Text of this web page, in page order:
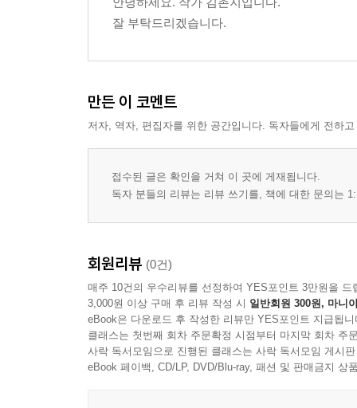
잘 부탁드리겠습니다.
만든 이 코멘트
저자, 역자, 편집자를 위한 공간입니다. 독자들에게 전하
접수된 글은 확인을 거쳐 이 곳에 게재됩니다.
독자 분들의 리뷰는 리뷰 쓰기를, 책에 대한 문의는
회원리뷰 (0건)
매주 10건의 우수리뷰를 선정하여 YES포인트 3만원을 드
3,000원 이상 구매 후 리뷰 작성 시 일반회원 300원, 마니
eBook은 다운로드 후 작성한 리뷰만 YES포인트 지급됩니
클래스는 첫번째 회차 주문확정 시점부터 마지막 회차 주
사락 독서모임으로 진행된 클래스는 사락 독서모임 게시
eBook 페이백, CD/LP, DVD/Blu-ray, 패션 및 판매금지 상